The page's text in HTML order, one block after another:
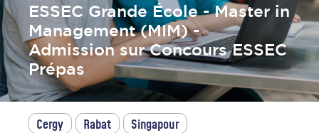
ESSEC Grande École - Master in
Management (MIM) -
Admission sur Concours ESSEC
Prépas
Cergy Rabat Singapour